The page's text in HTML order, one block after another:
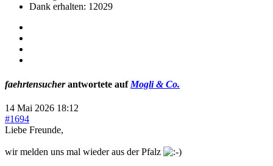
Dank erhalten: 12029
faehrtensucherantwortete auf Mogli & Co.
14 Mai 2026 18:12
#1694
Liebe Freunde,
wir melden uns mal wieder aus der Pfalz